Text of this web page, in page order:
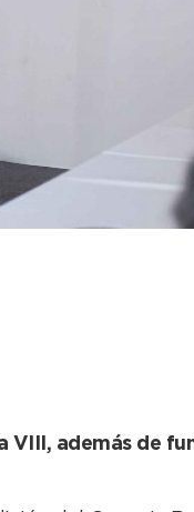
además de